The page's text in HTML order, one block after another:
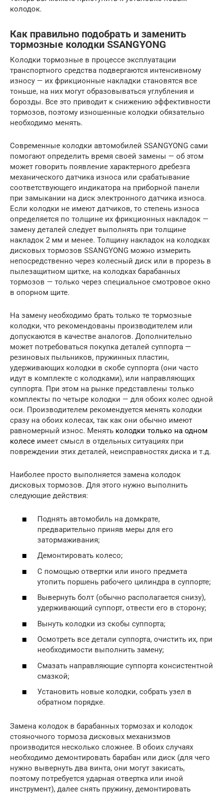
колодок.
Как правильно подобрать и заменить
тормозные колодки SSANGYONG
Колодки тормозные в процессе эксплуатации
транспортного средства подвергаются интенсивному
износу — их фрикционные накладки становятся все
тоньше, на них могут образовываться углубления и
борозды. Все это приводит к снижению эффективности
тормозов, поэтому изношенные колодки обязательно
необходимо менять.
Современные колодки автомобилей SSANGYONG сами
помогают определить время своей замены — об этом
может говорить появление характерного дребезга
механического датчика износа или срабатывание
соответствующего индикатора на приборной панели
при замыкании на диск электронного датчика износа.
Если колодки не имеют датчиков, то степень износа
определяется по толщине их фрикционных накладок —
замену деталей следует выполнять при толщине
накладок 2 мм и менее. Толщину накладок на колодках
дисковых тормозов SSANGYONG можно измерить
непосредственно через колесный диск или в прорезь в
пылезащитном щитке, на колодках барабанных
тормозов — только через специальное смотровое окно
в опорном щите.
На замену необходимо брать только те тормозные
колодки, что рекомендованы производителем или
допускаются в качестве аналогов. Дополнительно
может потребоваться покупка деталей суппорта —
резиновых пыльников, пружинных пластин,
удерживающих колодки в скобе суппорта (они часто
идут в комплекте с колодками), или направляющих
суппорта. При этом на рынке представлены только
комплекты по четыре колодки — для обоих колес одной
оси. Производителем рекомендуется менять колодки
сразу на обоих колесах, так как они обычно имеют
равномерный износ. Менять колодки только на одном
колесе имеет смысл в отдельных ситуациях при
повреждении этих деталей, неисправностях диска и т.д.
Наиболее просто выполняется замена колодок
дисковых тормозов. Для этого нужно выполнить
следующие действия:
Поднять автомобиль на домкрате,
предварительно приняв меры для его
затормаживания;
Демонтировать колесо;
С помощью отвертки или иного предмета
утопить поршень рабочего цилиндра в суппорте;
Вывернуть болт (обычно располагается снизу),
удерживающий суппорт, отвести его в сторону;
Вынуть колодки из скобы суппорта;
Осмотреть все детали суппорта, очистить их, при
необходимости выполнить замену;
Смазать направляющие суппорта консистентной
смазкой;
Установить новые колодки, собрать узел в
обратном порядке.
Замена колодок в барабанных тормозах и колодок
стояночного тормоза дисковых механизмов
производится несколько сложнее. В обоих случаях
необходимо демонтировать барабан или диск (для чего
нужно вывернуть два винта, они могут закисать,
поэтому потребуется ударная отвертка или иной
инструмент), далее снять пружину, демонтировать